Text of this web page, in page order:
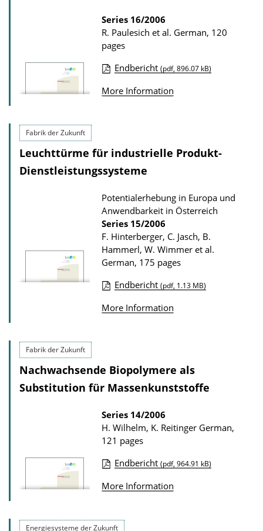
t
i
o
n
D
l
o
d
s
Series 16/2006
R. Paulesich et al. German, 120
pages
u
i
t
i
o
n
D
o
n
d
s
Endbericht (pdf, 896.07 kB)
More Information
Fabrik der Zukunft
Leuchttürme für industrielle Produkt-
Dienstleistungssysteme
Potentialerhebung in Europa und
Anwendbarkeit in Österreich
Series 15/2006
F. Hinterberger, C. Jasch, B.
Hammerl, W. Wimmer et al.
German, 175 pages
u
i
t
i
o
n
D
Endbericht (pdf, 1.13 MB)
More Information
Fabrik der Zukunft
Nachwachsende Biopolymere als
Substitution für Massenkunststoffe
Series 14/2006
H. Wilhelm, K. Reitinger German,
121 pages
u
l
Endbericht (pdf, 964.91 kB)
More Information
Energiesysteme der Zukunft